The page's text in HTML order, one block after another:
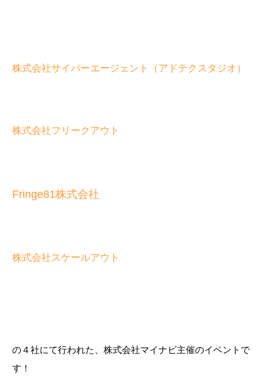
株式会社サイバーエージェント（アドテクスタジオ）
株式会社フリークアウト
Fringe81株式会社
株式会社スケールアウト
の４社にて行われた、株式会社マイナビ主催のイベントで
す！